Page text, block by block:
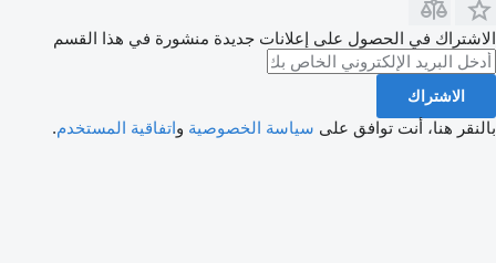
الاشتراك في الحصول على إعلانات جديدة منشورة في هذا القسم
الاشتراك
بالنقر هنا، أنت توافق على سياسة الخصوصية واتفاقية المستخدم.